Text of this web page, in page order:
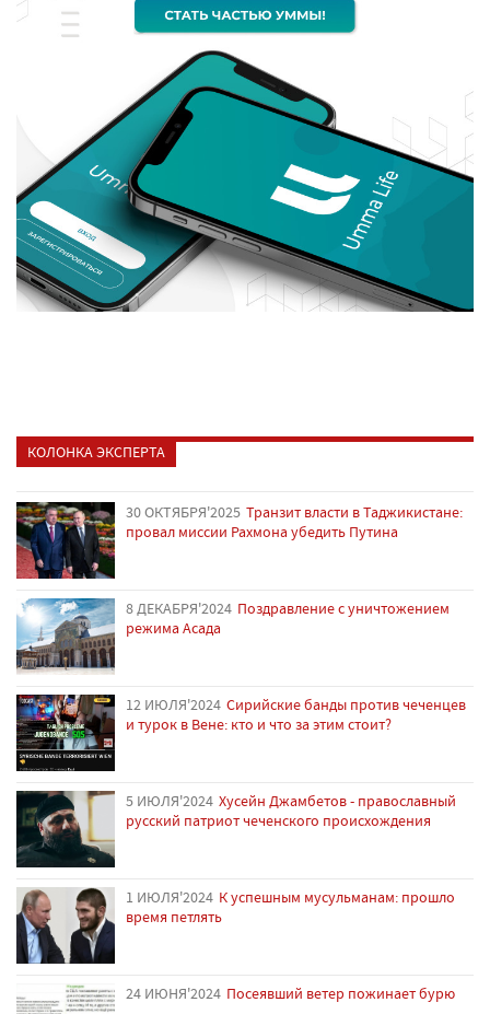
КОЛОНКА ЭКСПЕРТА
30 ОКТЯБРЯ'2025 Транзит власти в Таджикистане:
провал миссии Рахмона убедить Путина
8 ДЕКАБРЯ'2024 Поздравление с уничтожением
режима Асада
12 ИЮЛЯ'2024 Сирийские банды против чеченцев
и турок в Вене: кто и что за этим стоит?
5 ИЮЛЯ'2024 Хусейн Джамбетов - православный
русский патриот чеченского происхождения
1 ИЮЛЯ'2024 К успешным мусульманам: прошло
время петлять
24 ИЮНЯ'2024 Посеявший ветер пожинает бурю